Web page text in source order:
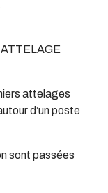
attelages
d’un poste
sont passées